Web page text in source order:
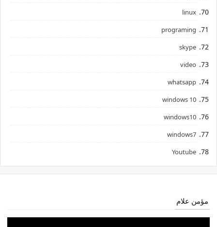
linux
programing
skype
video
whatsapp
windows 10
windows10
windows7
Youtube
مؤمن علام